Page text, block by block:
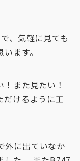
、気軽に見ても
ます。
また見たい！
だけるように工
外に出ていなか